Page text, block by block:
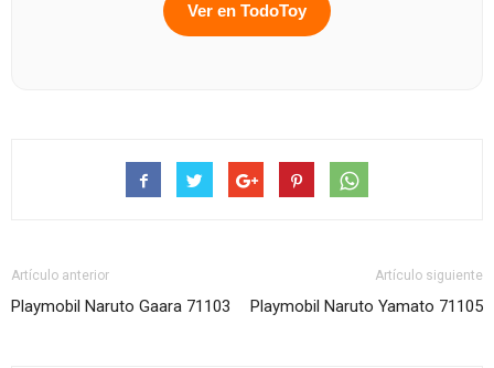
Ver en TodoToy
Artículo anterior
Playmobil Naruto Gaara 71103
Artículo siguiente
Playmobil Naruto Yamato 71105